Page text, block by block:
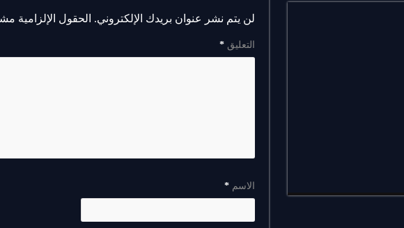
لن يتم نشر عنوان بريدك الإلكتروني. الحقول الإلزامية
التعليق*
الاسم*